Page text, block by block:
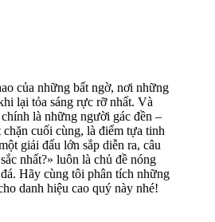
của những bất ngờ, nơi những
lại tỏa sáng rực rỡ nhất. Và
là những người gác đền –
cuối cùng, là điểm tựa tinh
giải đấu lớn sắp diễn ra, câu
nhất?» luôn là chủ đề nóng
Hãy cùng tôi phân tích những
danh hiệu cao quý này nhé!